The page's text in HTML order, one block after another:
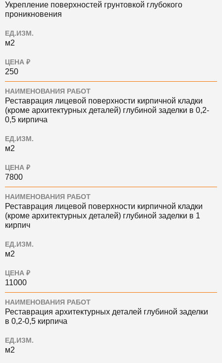
Укрепление поверхностей грунтовкой глубокого
проникновения
ЕД.ИЗМ.
м2
ЦЕНА ₽
250
НАИМЕНОВАНИЯ РАБОТ
Реставрация лицевой поверхности кирпичной кладки
(кроме архитектурных деталей) глубиной заделки в 0,2-
0,5 кирпича
ЕД.ИЗМ.
м2
ЦЕНА ₽
7800
НАИМЕНОВАНИЯ РАБОТ
Реставрация лицевой поверхности кирпичной кладки
(кроме архитектурных деталей) глубиной заделки в 1
кирпич
ЕД.ИЗМ.
м2
ЦЕНА ₽
11000
НАИМЕНОВАНИЯ РАБОТ
Реставрация архитектурных деталей глубиной заделки
в 0,2-0,5 кирпича
ЕД.ИЗМ.
м2